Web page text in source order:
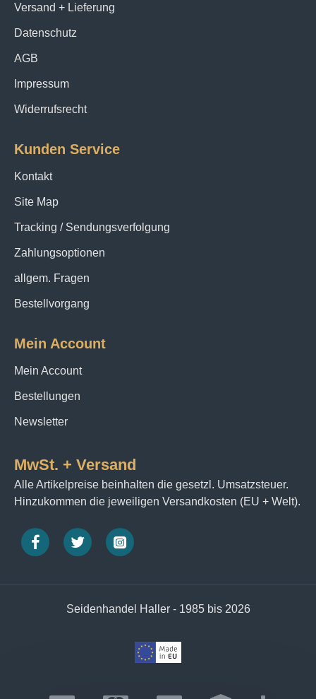
Versand + Lieferung
Datenschutz
AGB
Impressum
Widerrufsrecht
Kunden Service
Kontakt
Site Map
Tracking / Sendungsverfolgung
Zahlungsoptionen
allgem. Fragen
Bestellvorgang
Mein Account
Mein Account
Bestellungen
Newsletter
MwSt. + Versand
Alle Artikelpreise beinhalten die gesetzl. Umsatzsteuer.
Hinzukommen die jeweiligen Versandkosten (EU + Welt).
Seidenhandel Haller - 1985 bis 2026